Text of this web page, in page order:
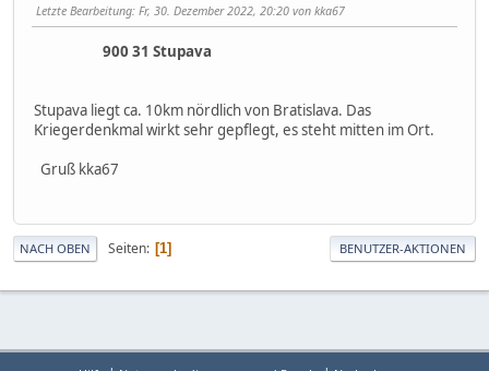
Letzte Bearbeitung: Fr, 30. Dezember 2022, 20:20 von kka67
900 31 Stupava
Stupava liegt ca. 10km nördlich von Bratislava. Das
Kriegerdenkmal wirkt sehr gepflegt, es steht mitten im Ort.
Gruß kka67
NACH OBEN Seiten 1 BENUTZER-AKTIONEN